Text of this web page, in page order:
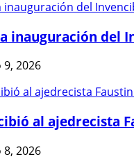
inauguración del
9, 2026
al ajedrecista
8, 2026